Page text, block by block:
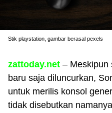
Stik playstation, gambar berasal pexels
zattoday.net – Meskipun
baru saja diluncurkan,
untuk merilis konsol
tidak disebutkan